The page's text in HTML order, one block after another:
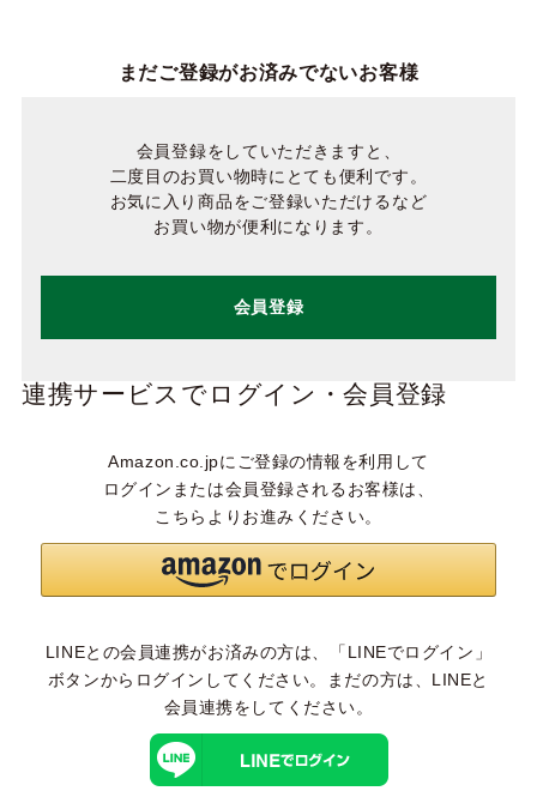
まだご登録がお済みでないお客様
会員登録をしていただきますと、
二度目のお買い物時にとても便利です。
お気に入り商品をご登録いただけるなど
お買い物が便利になります。
会員登録
連携サービスでログイン・会員登録
Amazon.co.jpにご登録の情報を利用して
ログインまたは会員登録されるお客様は、
こちらよりお進みください。
LINEとの会員連携がお済みの方は、「LINEでログイン」
ボタンからログインしてください。まだの方は、 LINEと
会員連携をしてください。